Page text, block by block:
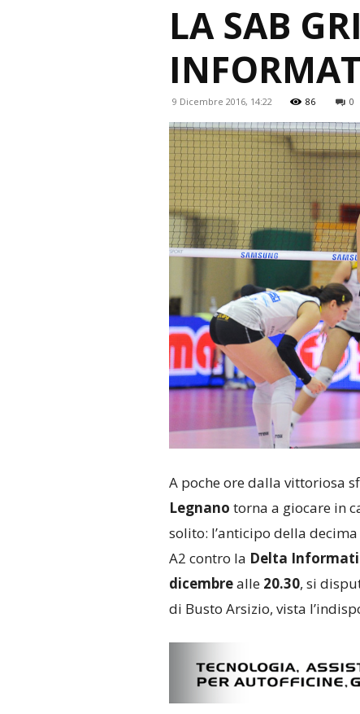
LA SAB
9 Dicembre 2016, 14:22 86 0
A poche ore dalla vittoriosa
Legnano torna a giocare in
solito: l’anticipo della
A2 contro la Delta
dicembrealle 20.30, si
di Busto Arsizio, vista